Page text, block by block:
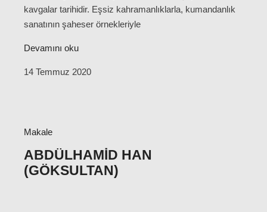
kavgalar tarihidir. Eşsiz kahramanlıklarla, kumandanlık
sanatının şaheser örnekleriyle
Devamını oku
14 Temmuz 2020
Makale
ABDÜLHAMID HAN
(GÖKSULTAN)